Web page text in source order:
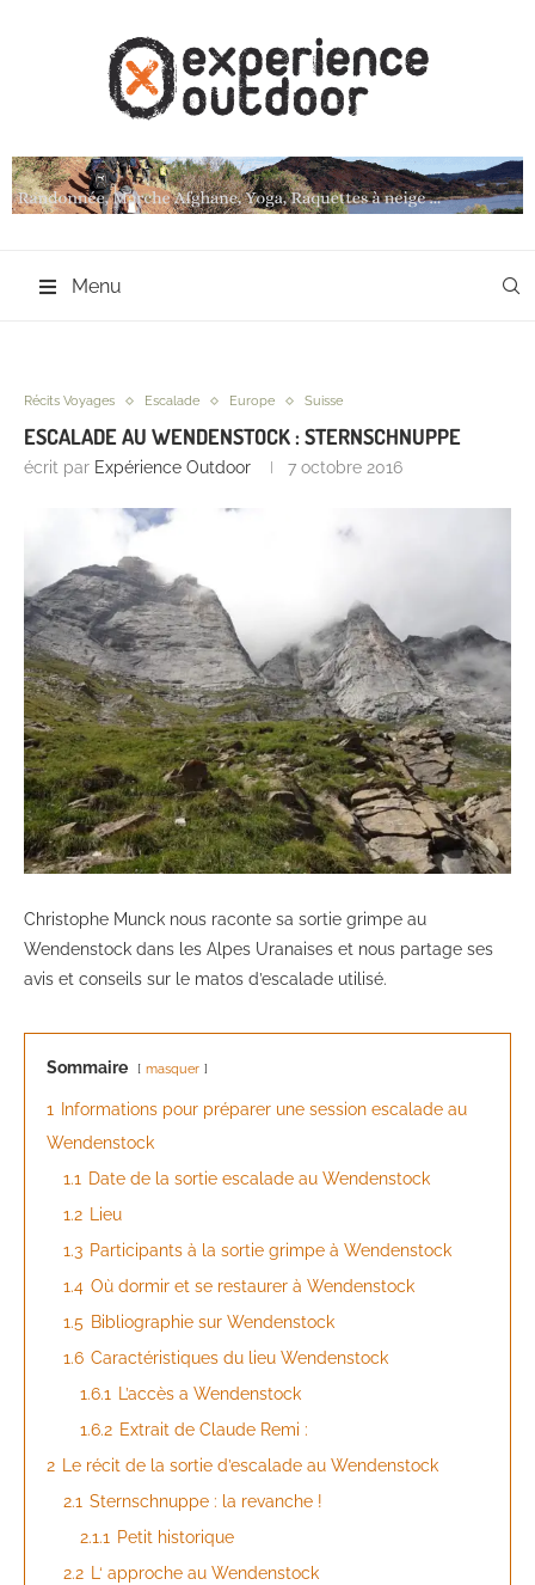
Menu
Récits Voyages Escalade Europe Suisse
ESCALADE AU WENDENSTOCK : STERNSCHNUPPE
écrit par Expérience Outdoor 7 octobre 2016
Christophe Munck nous raconte sa sortie grimpe au
Wendenstock dans les Alpes Uranaises et nous partage ses
avis et conseils sur le matos d’escalade utilisé.
Sommaire masquer
1
Informations pour préparer une session escalade au
Wendenstock
1.1 Date de la sortie escalade au Wendenstock
1.2 Lieu
1.3 Participants à la sortie grimpe à Wendenstock
1.4 Où dormir et se restaurer à Wendenstock
1.5 Bibliographie sur Wendenstock
1.6 Caractéristiques du lieu Wendenstock
1.6.1 L’accès a Wendenstock
1.6.2 Extrait de Claude Remi :
2 Le récit de la sortie d’escalade au Wendenstock
2.1 Sternschnuppe : la revanche !
2.1.1 Petit historique
2.2 L‘ approche au Wendenstock